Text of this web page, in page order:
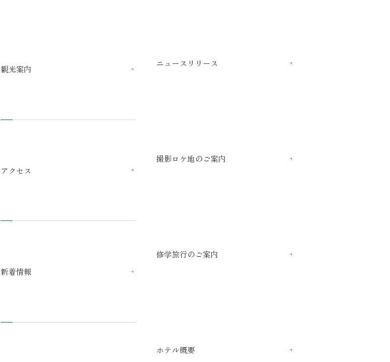
観光案内
アクセス
新着情報
ニュースリリース
撮影ロケ地のご案内
修学旅行のご案内
ホテル概要